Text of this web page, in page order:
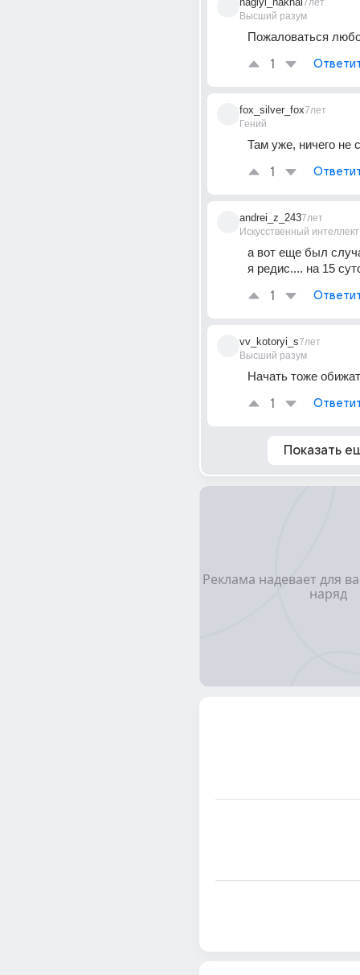
Высший разум
7лет
Пожаловаться
1
fox_silver_fox
Гений
7лет
Там уже, ничего не
1
andrei_z_243
Искусственный интеллект
7лет
а вот еще был
я редис.... на 15
1
vv_kotoryi_s
Высший разум
7лет
Начать тоже
1
Показать